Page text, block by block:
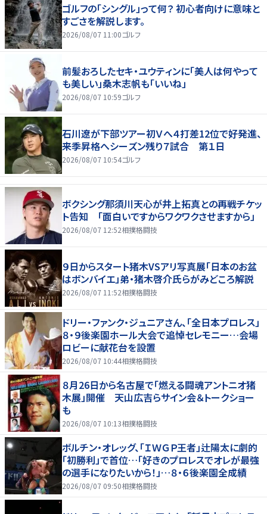
ゴルフの「シングル」って何？ 初心者向けに意味と
すごさを解説します。
2026/08/07 11:00ゴルフ
前髪おろしたセキ・ユウティンに「美人は何やって
も美しい」桑木志帆も「いいね」
2026/08/07 10:59ゴルフ
石川遼が下部ツアー初Ｖへ４打差12位で好発進、
来季昇格へシーズン残り７試合 第１日
2026/08/07 10:54ゴルフ
ボクシング那須川天心が井上拓真との再戦チケッ
ト告知 「面白いですからワクワクさせますから」
2026/08/07 12:52相撲格闘技
９日からスタート猪木VSアリ写真展「日本のお盆
はボンバイエ」弟・猪木啓介氏らがみどころ解説
2026/08/07 11:52相撲格闘技
ドリー・ファンク・ジュニアさん、「全日本プロレス」
８・９後楽園ホール大会で追悼セレモニー…会場
ロビーに献花台を設置
2026/08/07 10:44相撲格闘技
８月26日から名古屋で「燃える闘魂アントニオ猪
木展」開催 天山広吉らサイン会＆トークショー
も
2026/08/07 10:13相撲格闘技
ボルチン・オレッグ、「ＩＷＧＰ王者」辻陽太に劇的
「初勝利」で首位…「好きのプロレスでオレが最強
の選手になりたいから！」…８・６後楽園全成績
2026/08/07 09:50相撲格闘技